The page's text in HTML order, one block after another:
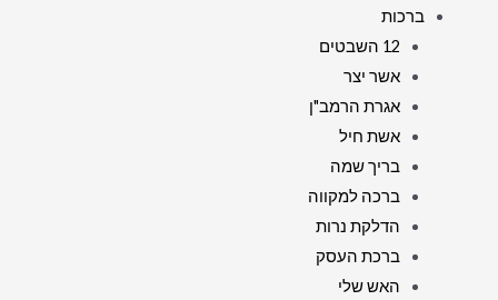
ברכות
12 השבטים
אשר יצר
אגרת הרמב"ן
אשת חיל
בריך שמה
ברכה למקווה
הדלקת נרות
ברכת העסק
האש שלי